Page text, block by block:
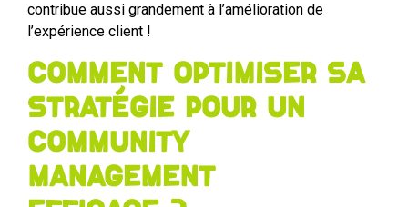
contribue aussi grandement à l’amélioration de
l’expérience client !
Comment optimiser sa
stratégie pour un
Community
Management